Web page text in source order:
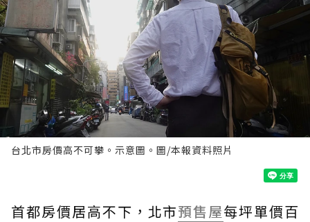
台北市房價高不可攀。示意圖。圖/本報資料照片
首都房價居高不下，北市預售屋每坪單價百